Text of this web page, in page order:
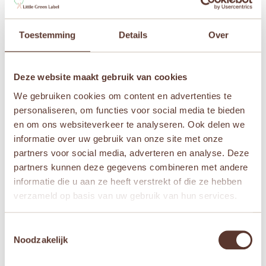
Toestemming Details Over
Deze website maakt gebruik van cookies
We gebruiken cookies om content en advertenties te
personaliseren, om functies voor social media te bieden
en om ons websiteverkeer te analyseren. Ook delen we
informatie over uw gebruik van onze site met onze
partners voor social media, adverteren en analyse. Deze
partners kunnen deze gegevens combineren met andere
informatie die u aan ze heeft verstrekt of die ze hebben
verzameld op basis van uw gebruik van hun services.
Noodzakelijk
Je e-mailadres wordt niet gepubliceerd.
Vereiste
velden zijn gemarkeerd met*
Je waardering
Je beoordeling*
Naam*
E-mail*
browser voor de volgende keer wanneer ik een